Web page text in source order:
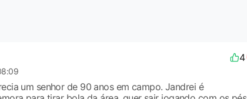
4
um senhor de 90 anos em campo. Jandrei é